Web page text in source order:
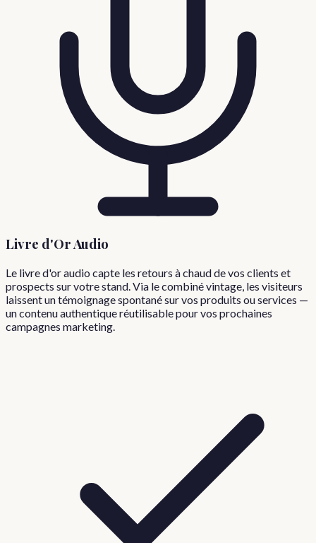
Livre d'Or Audio
Le livre d'or audio capte les retours à chaud de vos clients et
prospects sur votre stand. Via le combiné vintage, les visiteurs
laissent un témoignage spontané sur vos produits ou services —
un contenu authentique réutilisable pour vos prochaines
campagnes marketing.